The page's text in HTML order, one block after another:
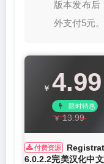
版本发布后
外支付5元
￥ 4.99
限时特惠
￥ 13.99
付费资源
6.0.2.2完美汉化中